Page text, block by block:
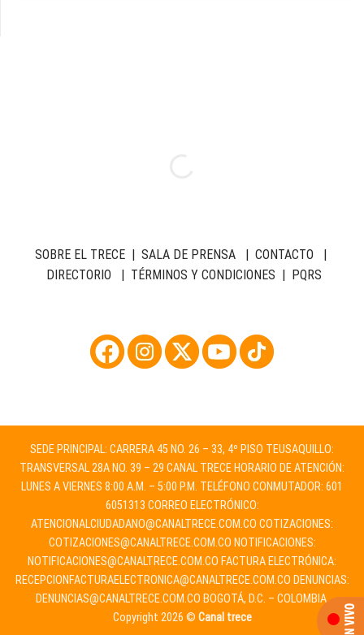
SOBRE EL TRECE| SALA DE PRENSA| CONTACTO |
DIRECTORIO | TÉRMINOS Y CONDICIONES | PQRS
SEDE PRINCIPAL: CARRERA 45 NO. 26 – 33, 4º PISO TEUSAQUILLO:
TRANSVERSAL 28A NO. 39 – 29 CANAL TRECE HORARIO DE ATENCIÓN:
LUNES A VIERNES 8:00 A.M. – 5:00 P.M. TELÉFONO CONMUTADOR: 601
6051313 CORREO ELECTRÓNICO:
ATENCIONALCIUDADANO@CANALTRECE.COM.CO COTIZACIONES:
COTIZACIONES@CANALTRECE.COM.CO NOTIFICACIONES:
NOTIFICACIONES@CANALTRECE.COM.CO FACTURA ELECTRÓNICA:
RECEPCIONFACTURAELECTRONICA@CANALTRECE.COM.CO DENUNCIAS:
DENUNCIAS@CANALTRECE.COM.CO BOGOTÁ, D.C. – COLOMBIA.
Copyright 2026 © Canal trece